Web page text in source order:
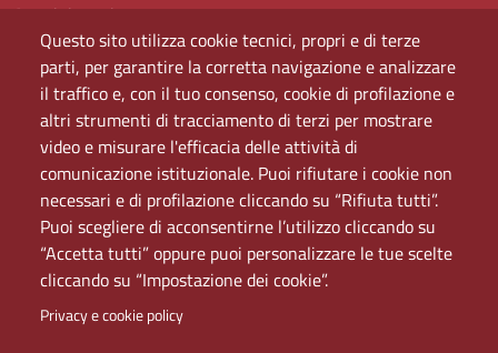
Questo sito utilizza cookie tecnici, propri e di terze
parti, per garantire la corretta navigazione e analizzare
il traffico e, con il tuo consenso, cookie di profilazione e
altri strumenti di tracciamento di terzi per mostrare
video e misurare l'efficacia delle attività di
comunicazione istituzionale. Puoi rifiutare i cookie non
necessari e di profilazione cliccando su “Rifiuta tutti”.
Puoi scegliere di acconsentirne l’utilizzo cliccando su
“Accetta tutti” oppure puoi personalizzare le tue scelte
cliccando su “Impostazione dei cookie”.
Privacy e cookie policy
Amministrazione
Assistenza
Domande frequenti (FAQ)
Elenco dei siti tematici
Mappa del sito
PEC
Rete Wi-Fi Eduroam
Servizio Proxy
Guida all’uso del portale